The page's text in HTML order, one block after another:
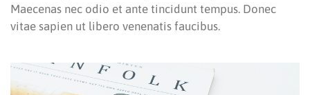
Maecenas nec odio et ante tincidunt tempus. Donec
vitae sapien ut libero venenatis faucibus.